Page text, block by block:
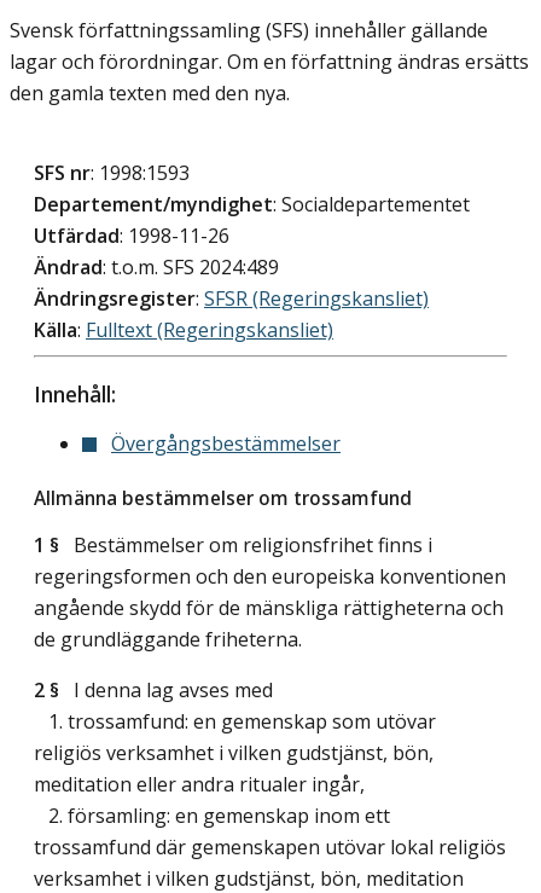
Svensk författningssamling (SFS) innehåller gällande
lagar och förordningar. Om en författning ändras ersätts
den gamla texten med den nya.
SFS nr: 1998:1593
Departement/myndighet: Socialdepartementet
Utfärdad: 1998-11-26
Ändrad: t.o.m. SFS 2024:489
Ändringsregister: SFSR (Regeringskansliet)
Källa: Fulltext (Regeringskansliet)
Innehåll:
Övergångsbestämmelser
Allmänna bestämmelser om trossamfund
1 § Bestämmelser om religionsfrihet finns i
regeringsformen och den europeiska konventionen
angående skydd för de mänskliga rättigheterna och
de grundläggande friheterna.
2 § I denna lag avses med
1. trossamfund: en gemenskap som utövar
religiös verksamhet i vilken gudstjänst, bön,
meditation eller andra ritualer ingår,
2. församling: en gemenskap inom ett
trossamfund där gemenskapen utövar lokal religiös
verksamhet i vilken gudstjänst, bön, meditation